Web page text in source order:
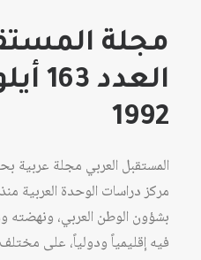
مجلة
1992
المستقبل العربي مجلة
بشؤون الوطن العربي، ونهضته
فيه إقليمياً ودولياً، على